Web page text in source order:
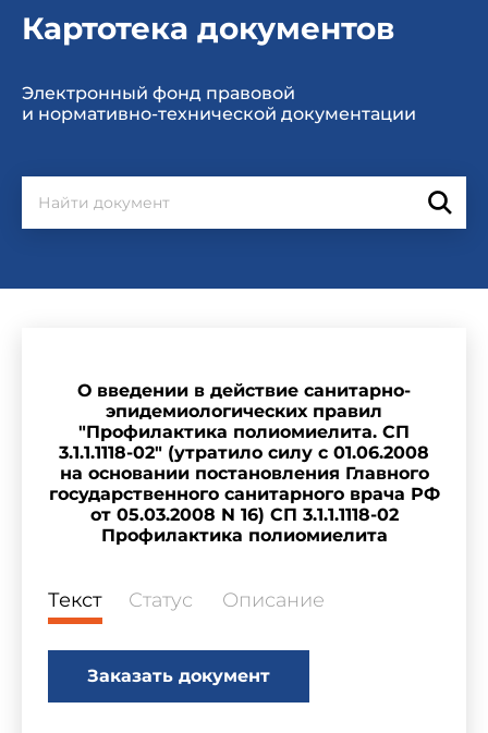
Картотека документов
Электронный фонд правовой
и нормативно-технической документации
О введении в действие санитарно-
эпидемиологических правил
"Профилактика полиомиелита. СП
3.1.1.1118-02" (утратило силу с 01.06.2008
на основании постановления Главного
государственного санитарного врача РФ
от 05.03.2008 N 16) СП 3.1.1.1118-02
Профилактика полиомиелита
Текст Статус Описание
Заказать документ